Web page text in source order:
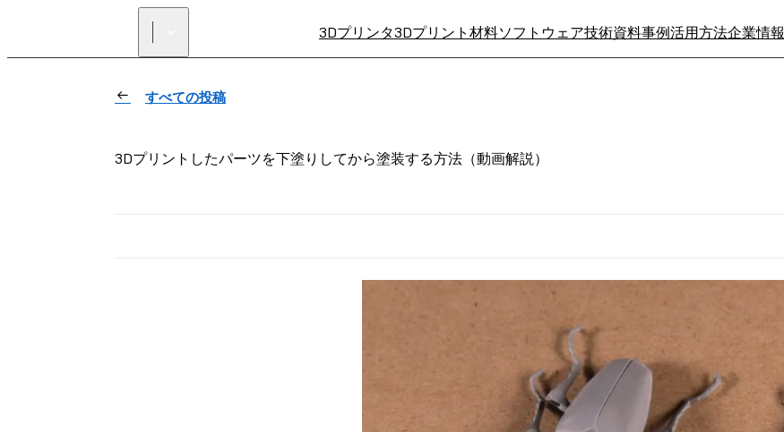
3Dプリンタ3Dプリント材料ソフトウェア技術資料事例活用方法企業情報
すべての投稿
3Dプリントしたパーツを下塗りしてから塗装する方法（動画解説）